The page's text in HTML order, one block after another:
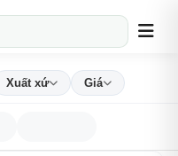
Xuất xứ Giá